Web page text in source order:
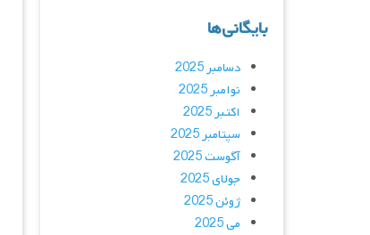
بایگانی‌ها
دسامبر 2025
نوامبر 2025
اکتبر 2025
سپتامبر 2025
آگوست 2025
جولای 2025
ژوئن 2025
می 2025